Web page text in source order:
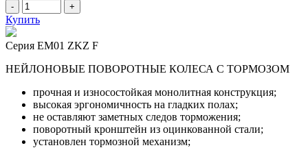
- +
Купить
Серия EM01 ZKZ F
НЕЙЛОНОВЫЕ ПОВОРОТНЫЕ КОЛЕСА С ТОРМОЗОМ
прочная и износостойкая монолитная конструкция;
высокая эргономичность на гладких полах;
не оставляют заметных следов торможения;
поворотный кронштейн из оцинкованной стали;
установлен тормозной механизм;